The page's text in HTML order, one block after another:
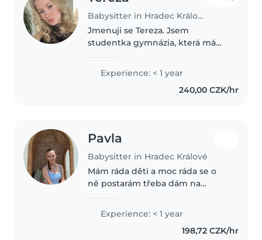
Babysitter in Hradec Králové
Jmenuji se Tereza. Jsem
studentka gymnázia, která má
Často hlídám své mladší
bratrance a sestřenice, takže
mám zkušenosti s péčí o děti i s
Experience: < 1 year
240,00 CZK/hr
Pavla
Babysitter in Hradec Králové
Mám ráda děti a moc ráda se o
ně postarám třeba dám na
vystudovaná pečovatelka. Hlídala
jsem sestřenici od malá a to mi
Experience: < 1 year
198,72 CZK/hr